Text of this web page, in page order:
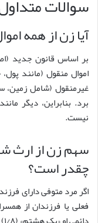
آیا زن از همه
اموال منقول (مانند
غیرمنقول (شامل زمین،
برد. بنابراین، دیگر
نیست.
سهم زن از ارث
چقدر است؟
اگر مرد متوفی دارای
فعلی یا فرزندان از